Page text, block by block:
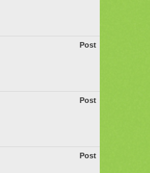
Post
Post
Post